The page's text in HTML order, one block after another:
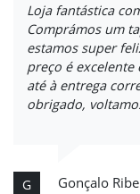
Loja fantástica
Comprámos um
estamos super
preço é excelente
até à entrega
obrigado,
G Gonçalo